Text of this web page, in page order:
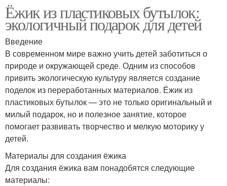
Ёжик из пластиковых бутылок:
экологичный подарок для детей
Введение
В современном мире важно учить детей заботиться о
природе и окружающей среде. Одним из способов
привить экологическую культуру является создание
поделок из переработанных материалов. Ёжик из
пластиковых бутылок — это не только оригинальный и
милый подарок, но и полезное занятие, которое
помогает развивать творчество и мелкую моторику у
детей.
Материалы для создания ёжика
Для создания ёжика вам понадобятся следующие
материалы: